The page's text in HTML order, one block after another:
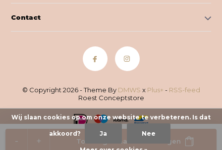
+
- Toevoegen aan winkelwagen
Contact
© Copyright 2026 - Theme By DMWS x Plus+ - RSS-feed
Roest Conceptstore
Wij slaan cookies op om onze website te verbeteren. Is dat
akkoord? Ja Nee